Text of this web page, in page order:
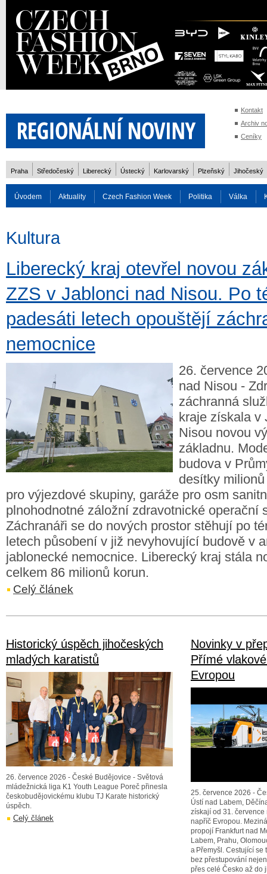
Kontakt
Archiv
Ceníky
Praha Středočeský Liberecký Ústecký Karlovarský Plzeňský Jihočeský
Úvodem Aktuality Czech Fashion Week Politika Válka
Kultura
Liberecký kraj otevřel novou
ZZS v Jablonci nad Nisou. Po
padesáti letech opouštějí
nemocnice
26. července
nad Nisou -
záchranná
kraje získala v
Nisou novou
základnu.
budova v
desítky
pro výjezdové skupiny, garáže pro osm
plnohodnotné záložní zdravotnické operační
Záchranáři se do nových prostor stěhují po
letech působení v již nevyhovující budově v
jablonecké nemocnice. Liberecký kraj stála
celkem 86 milionů korun.
Celý článek
Historický úspěch jihočeských
mladých karatistů
26. července 2026 - České Budějovice - Světová
mládežnická liga K1 Youth League Poreč přinesla
českobudějovickému klubu TJ Karate historický
úspěch.
Celý článek
Novinky v
Přímé
Evropou
25. července 2026 -
Ústí nad Labem,
získají od 31.
napříč Evropou.
propojí Frankfurt nad
Labem, Prahu,
a Přemyšl. Cestující se
bez přestupování
přes celé Česko až do